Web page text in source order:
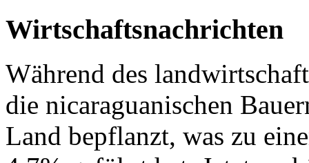
Wirtschaftsnachrichten
Während des
die nicaraguanischen
Land bepflanzt, was zu